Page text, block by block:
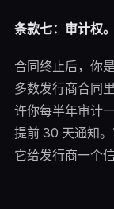
条款七：审计权。
合同终止后，你
多数发行商合同
许你每半年审计
提前 30 天通知
它给发行商一个